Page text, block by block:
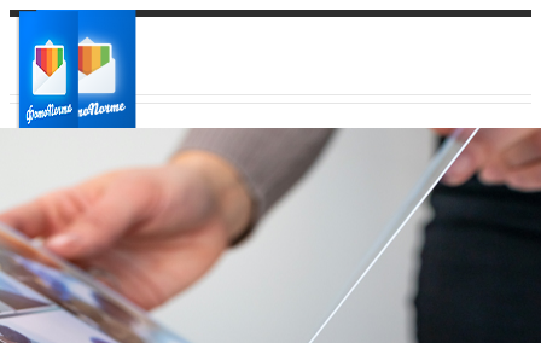
Ваш город:
Ваш регион доставки
Выберите из списка: